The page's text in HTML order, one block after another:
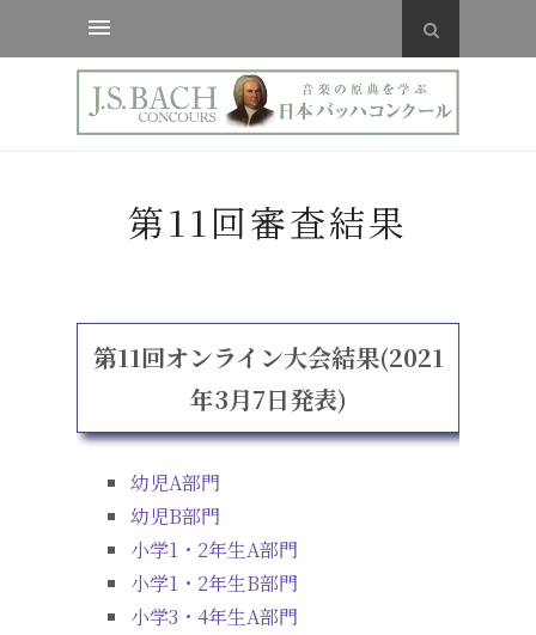
第11回審査結果
第11回オンライン大会結果(2021
年3月7日発表)
幼児A部門
幼児B部門
小学1・2年生A部門
小学1・2年生B部門
小学3・4年生A部門